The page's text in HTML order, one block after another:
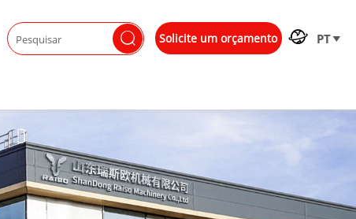
 Solicite um orçamento  PT